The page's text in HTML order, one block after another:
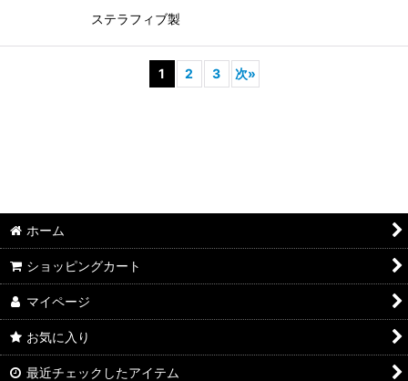
ステラフィブ製
1 2 3 次»
ホーム
ショッピングカート
マイページ
お気に入り
最近チェックしたアイテム